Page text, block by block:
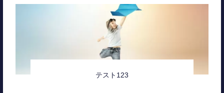
テスト123